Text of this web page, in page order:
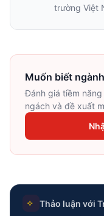
trường Việt
Muốn biết
Đánh giá tiềm
ngách và đề xuất
Thảo luận với